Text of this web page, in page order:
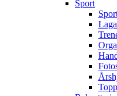
Sport